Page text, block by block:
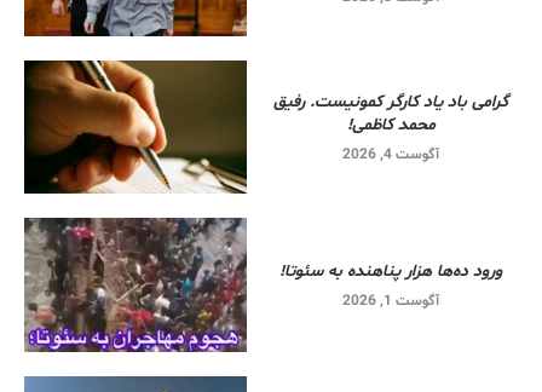
گرامی باد یاد کارگر کمونیست. رفیق
محمد کاظمی!
آگوست 4, 2026
ورود ده‌ها هزار پناهنده به سئوتا!
آگوست 1, 2026